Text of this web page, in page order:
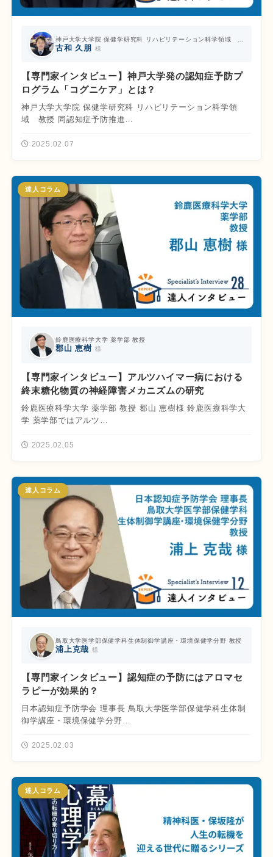
古和 久朋 様
【専門家インタビュー】神戸大学発の認知症予防プ
ログラム「コグニケア」とは？
神戸大学大学院 保健学研究科 リハビリテーション科学領
域 教授 同認知症予防推進…
2025.02.07
達人コラム
鈴鹿医療科学大学 薬学部 教授
郡山 恵樹 様
【専門家インタビュー】アルツハイマー病における
終末糖化物質の神経障害メカニズムの研究
鈴鹿医療科学大学 薬学部 教授 郡山 恵樹様 鈴鹿医療科学大
学 薬学部ではアルツ…
2025.02.05
達人コラム
鳥取大学医学部保健学科生体制御学講座・環境保健学分野 教授
浦上克哉 様
【専門家インタビュー】認知症の予防にはアロマセ
ラピーが効果的？
日本認知症予防学会 理事長 鳥取大学医学部保健学科生体制
御学講座・環境保健学分野…
2025.02.03
達人コラム